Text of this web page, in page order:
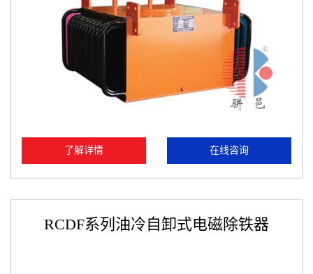
了解详情 在线咨询
RCDF系列油冷自卸式电磁除铁器